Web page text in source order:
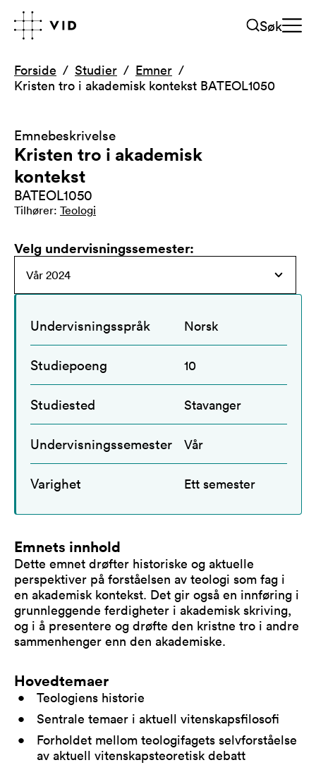
Søk
Forside Studier
Emner
Kristen tro i akademisk kontekst BATEOL1050
Emnebeskrivelse
Kristen tro i akademisk
kontekst
BATEOL1050
Tilhører: Teologi
Velg undervisningssemester:
Undervisningsspråk Norsk
Studiepoeng 10
Studiested Stavanger
Undervisningssemester Vår
Varighet Ett semester
Emnets innhold
Dette emnet drøfter historiske og aktuelle
perspektiver på forståelsen av teologi som fag i
en akademisk kontekst. Det gir også en innføring i
grunnleggende ferdigheter i akademisk skriving,
og i å presentere og drøfte den kristne tro i andre
sammenhenger enn den akademiske.
Hovedtemaer
Teologiens historie
Sentrale temaer i aktuell vitenskapsfilosofi
Forholdet mellom teologifagets selvforståelse
av aktuell vitenskapsteoretisk debatt